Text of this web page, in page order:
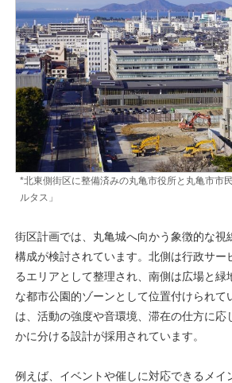
*北東側街区に整備済みの丸亀市役所と丸亀市市
ルタス」
街区計画では、丸亀城へ向かう象徴的な視
構成が検討されています。北側は行政サー
るエリアとして整理され、南側は広場と緑
な都市公園的ゾーンとして位置付けられて
は、活動の強度や音環境、滞在の仕方に応
かに分ける設計が採用されています。
例えば、イベントや催しに対応できるメイ